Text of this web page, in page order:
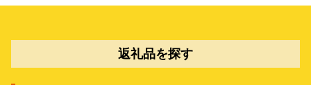
返礼品を探す